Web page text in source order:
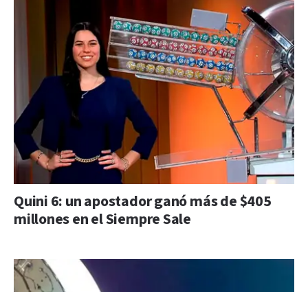
Quini 6: un apostador ganó más de $405
millones en el Siempre Sale